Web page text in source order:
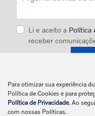
No trânsito,
Para otimizar sua experiência
Política de Cookies e para
Política de Privacidade. Ao
com nossas Políticas.